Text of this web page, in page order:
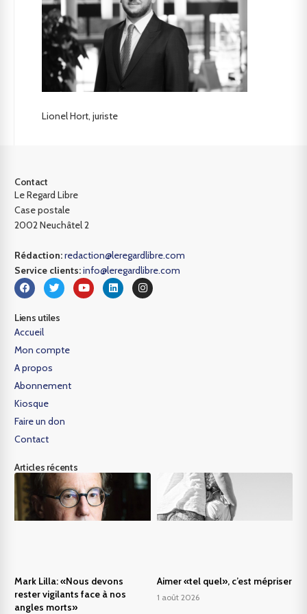
Lionel Hort, juriste
Contact
Le Regard Libre
Case postale
2002 Neuchâtel 2
Rédaction:redaction@leregardlibre.com
Service clients:info@leregardlibre.com
Liens utiles
Accueil
Mon compte
A propos
Abonnement
Kiosque
Faire un don
Contact
Articles récents
Mark Lilla: «Nous devons
rester vigilants face à nos
angles morts»
Aimer «tel quel», c’est mépriser
1 août 2026